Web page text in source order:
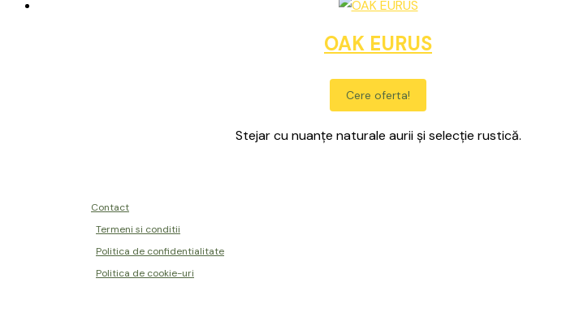
OAK EURUS
Cere oferta!
Stejar cu nuanțe naturale aurii și selecție rustică.
Contact
Termeni si conditii
Politica de confidentialitate
Politica de cookie-uri